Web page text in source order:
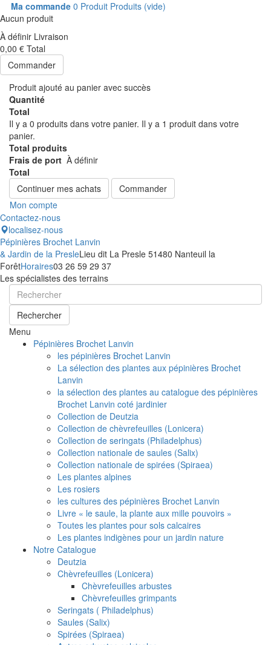
Ma commande 0 Produit Produits (vide)
Aucun produit
À définir Livraison
0,00 € Total
Commander
Produit ajouté au panier avec succès
Quantité
Total
Il y a 0 produits dans votre panier. Il y a 1 produit dans votre
panier.
Total produits
Frais de port À définir
Total
Continuer mes achats
Commander
Mon compte
Contactez-nous
localisez-nous
Pépinières Brochet Lanvin
& Jardin de la PresleLieu dit La Presle 51480 Nanteuil la
ForêtHoraires03 26 59 29 37
Les spécialistes des terrains
Rechercher
Menu
Pépinières Brochet Lanvin
les pépinières Brochet Lanvin
La sélection des plantes aux pépinières Brochet
Lanvin
la sélection des plantes au catalogue des pépinières
Brochet Lanvin coté jardinier
Collection de Deutzia
Collection de chèvrefeuilles (Lonicera)
Collection de seringats (Philadelphus)
Collection nationale de saules (Salix)
Collection nationale de spirées (Spiraea)
Les plantes alpines
Les rosiers
les cultures des pépinières Brochet Lanvin
Livre « le saule, la plante aux mille pouvoirs »
Toutes les plantes pour sols calcaires
Les plantes indigènes pour un jardin nature
Notre Catalogue
Deutzia
Chèvrefeuilles (Lonicera)
Chèvrefeuilles arbustes
Chèvrefeuilles grimpants
Seringats ( Philadelphus)
Saules (Salix)
Spirées (Spiraea)